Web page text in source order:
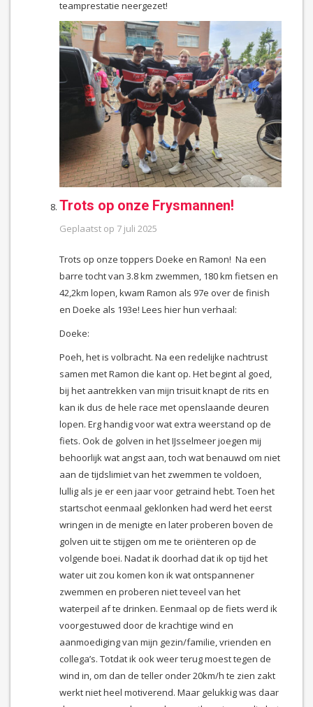
teamprestatie neergezet!
Trots op onze Frysmannen!
Geplaatst op 7 juli 2025
Trots op onze toppers Doeke en Ramon! Na een
barre tocht van 3.8 km zwemmen, 180 km fietsen en
42,2km lopen, kwam Ramon als 97e over de finish
en Doeke als 193e! Lees hier hun verhaal:
Doeke:
Poeh, het is volbracht. Na een redelijke nachtrust
samen met Ramon die kant op. Het begint al goed,
bij het aantrekken van mijn trisuit knapt de rits en
kan ik dus de hele race met openslaande deuren
lopen. Erg handig voor wat extra weerstand op de
fiets. Ook de golven in het IJsselmeer joegen mij
behoorlijk wat angst aan, toch wat benauwd om niet
aan de tijdslimiet van het zwemmen te voldoen,
lullig als je er een jaar voor getraind hebt. Toen het
startschot eenmaal geklonken had werd het eerst
wringen in de menigte en later proberen boven de
golven uit te stijgen om me te oriënteren op de
volgende boei. Nadat ik doorhad dat ik op tijd het
water uit zou komen kon ik wat ontspannener
zwemmen en proberen niet teveel van het
waterpeil af te drinken. Eenmaal op de fiets werd ik
voorgestuwed door de krachtige wind en
aanmoediging van mijn gezin/familie, vrienden en
collega’s. Totdat ik ook weer terug moest tegen de
wind in, om dan de teller onder 20km/h te zien zakt
werkt niet heel motiverend. Maar gelukkig was daar